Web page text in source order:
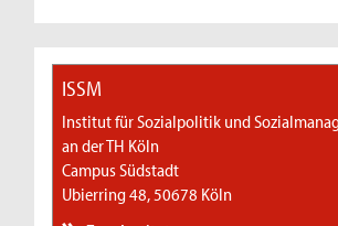
ISSM
Institut für Sozialpolitik und
an der TH Köln
Campus Südstadt
Ubierring 48, 50678 Köln